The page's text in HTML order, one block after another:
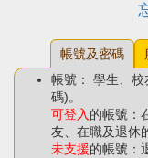
帳號及密碼
帳號： 學生、
碼)。
可登入 的帳號：
友、在職及退休
未支援的帳號：